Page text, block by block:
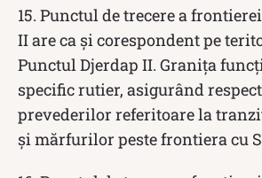
15. Punctul de trecere a
II are ca și corespondent pe
Punctul Djerdap II. Granița
specific rutier, asigurând
prevederilor referitoare la
și mărfurilor peste frontiera cu